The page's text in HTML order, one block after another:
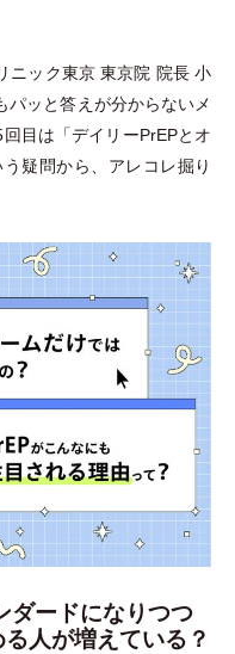
ニック東京 東京院 院長 小
パッと答えが分からないメ
目は 「デイリーPrEPとオ
う疑問から、アレコレ掘り
ダードになりつつ
人が増えている？